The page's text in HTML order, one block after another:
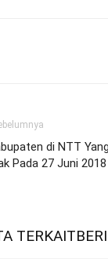
di NTT
Pada 27 Juni 2018
TERKAIT